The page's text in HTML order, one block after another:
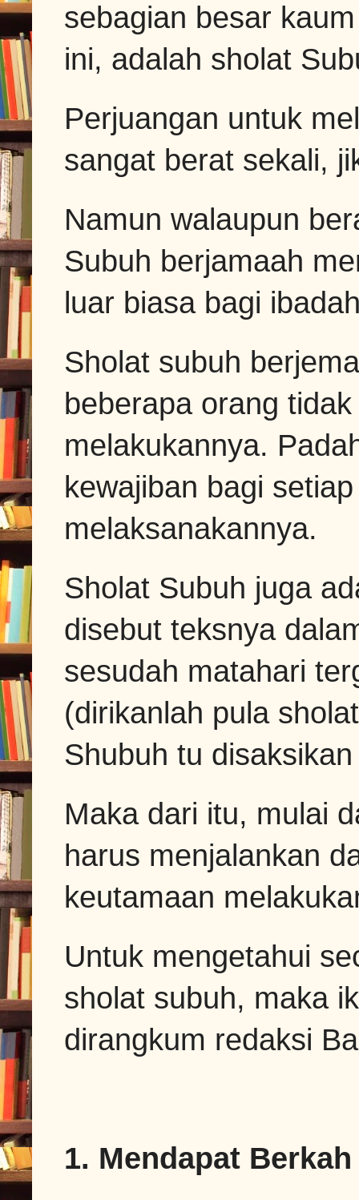
sebagian besar
ini, adalah sholat
Perjuangan untuk
sangat berat sekali,
Namun walaupun
Subuh berjamaah
luar biasa bagi
Sholat subuh
beberapa orang
melakukannya.
kewajiban bagi
melaksanakannya.
Sholat Subuh juga
disebut teksnya
sesudah matahari
(dirikanlah pula
Shubuh tu
Maka dari itu, mulai
harus menjalankan
keutamaan
Untuk mengetahui
sholat subuh, maka
dirangkum redaksi
1. Mendapat Berkah